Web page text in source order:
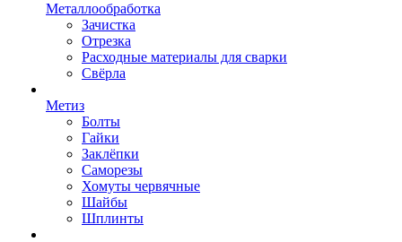
Металлообработка
Зачистка
Отрезка
Расходные материалы для сварки
Свёрла
Метиз
Болты
Гайки
Заклёпки
Саморезы
Хомуты червячные
Шайбы
Шплинты